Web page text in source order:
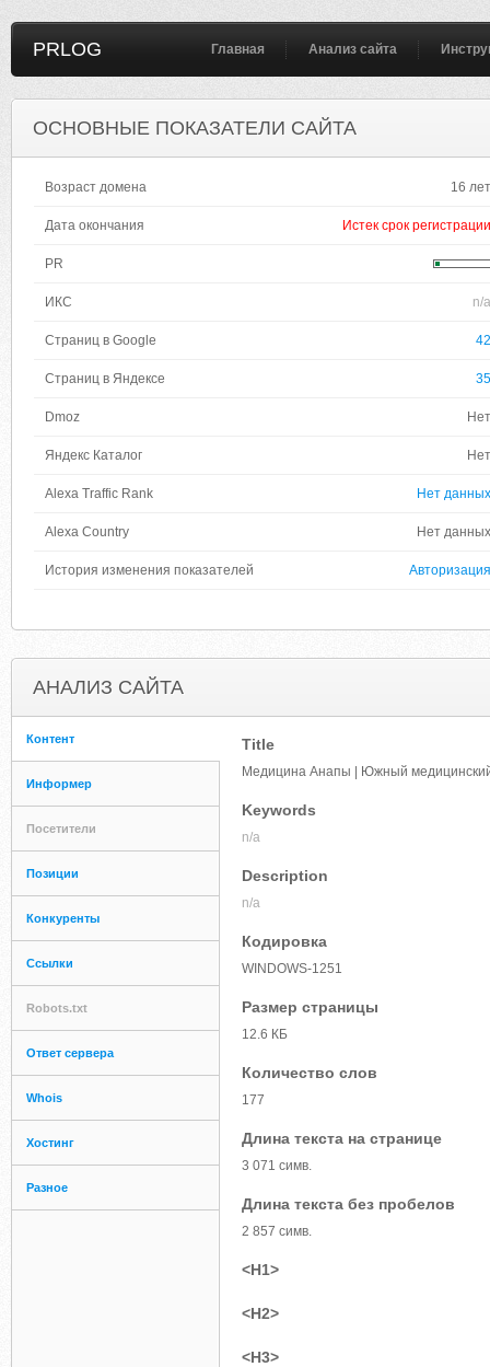
PRLOG Главная Анализ сайта
ОСНОВНЫЕ ПОКАЗАТЕЛИ САЙТА
Возраст домена 16 лет
Дата окончания Истек срок регистрации
PR
ИКС n/a
Страниц в Google 42
Страниц в Яндексе 35
Dmoz Нет
Яндекс Каталог Нет
Alexa Traffic Rank Нет данных
Alexa Country Нет данных
История изменения показателей Авторизация
АНАЛИЗ САЙТА
Контент
Информер
Посетители
Позиции
Конкуренты
Ссылки
Robots.txt
Ответ сервера
Whois
Хостинг
Разное
Title
Медицина Анапы | Южный
Keywords
n/a
Description
n/a
Кодировка
WINDOWS-1251
Размер страницы
12.6 КБ
Количество слов
177
Длина текста на странице
3 071 симв.
Длина текста без пробелов
2 857 симв.
<H1>
<H2>
<H3>